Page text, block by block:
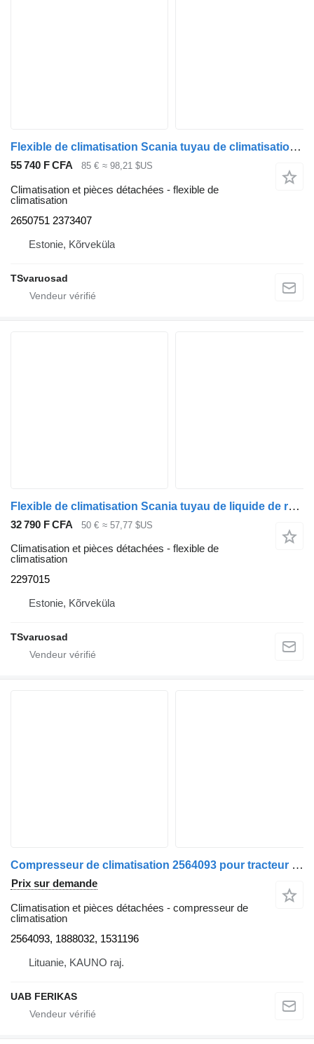
Flexible de climatisation Scania tuyau de climatisation 2650751 pour tracteur routier Scania R410
55 740 F CFA 85 € ≈ 98,21 $US
Climatisation et pièces détachées - flexible de
climatisation
2650751 2373407
Estonie, Kõrveküla
TSvaruosad
Flexible de climatisation Scania tuyau de liquide de refroidissement 2297015 pour tracteur routier Scania R410
32 790 F CFA 50 € ≈ 57,77 $US
Climatisation et pièces détachées - flexible de
climatisation
2297015
Estonie, Kõrveküla
TSvaruosad
Compresseur de climatisation 2564093 pour tracteur routier Scania R410
Prix sur demande
Climatisation et pièces détachées - compresseur de
climatisation
2564093, 1888032, 1531196
Lituanie, KAUNO raj.
UAB FERIKAS